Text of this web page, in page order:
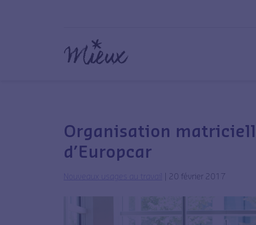
Organisation
d’Europcar
Nouveaux usages au travail 20 février 2017